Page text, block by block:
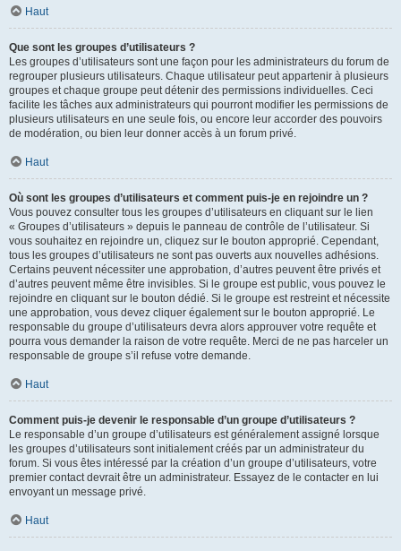
Haut
Que sont les groupes d’utilisateurs ?
Les groupes d’utilisateurs sont une façon pour les administrateurs du forum de
regrouper plusieurs utilisateurs. Chaque utilisateur peut appartenir à plusieurs
groupes et chaque groupe peut détenir des permissions individuelles. Ceci
facilite les tâches aux administrateurs qui pourront modifier les permissions de
plusieurs utilisateurs en une seule fois, ou encore leur accorder des pouvoirs
de modération, ou bien leur donner accès à un forum privé.
Haut
Où sont les groupes d’utilisateurs et comment puis-je en rejoindre un ?
Vous pouvez consulter tous les groupes d’utilisateurs en cliquant sur le lien
« Groupes d’utilisateurs » depuis le panneau de contrôle de l’utilisateur. Si
vous souhaitez en rejoindre un, cliquez sur le bouton approprié. Cependant,
tous les groupes d’utilisateurs ne sont pas ouverts aux nouvelles adhésions.
Certains peuvent nécessiter une approbation, d’autres peuvent être privés et
d’autres peuvent même être invisibles. Si le groupe est public, vous pouvez le
rejoindre en cliquant sur le bouton dédié. Si le groupe est restreint et nécessite
une approbation, vous devez cliquer également sur le bouton approprié. Le
responsable du groupe d’utilisateurs devra alors approuver votre requête et
pourra vous demander la raison de votre requête. Merci de ne pas harceler un
responsable de groupe s’il refuse votre demande.
Haut
Comment puis-je devenir le responsable d’un groupe d’utilisateurs ?
Le responsable d’un groupe d’utilisateurs est généralement assigné lorsque
les groupes d’utilisateurs sont initialement créés par un administrateur du
forum. Si vous êtes intéressé par la création d’un groupe d’utilisateurs, votre
premier contact devrait être un administrateur. Essayez de le contacter en lui
envoyant un message privé.
Haut